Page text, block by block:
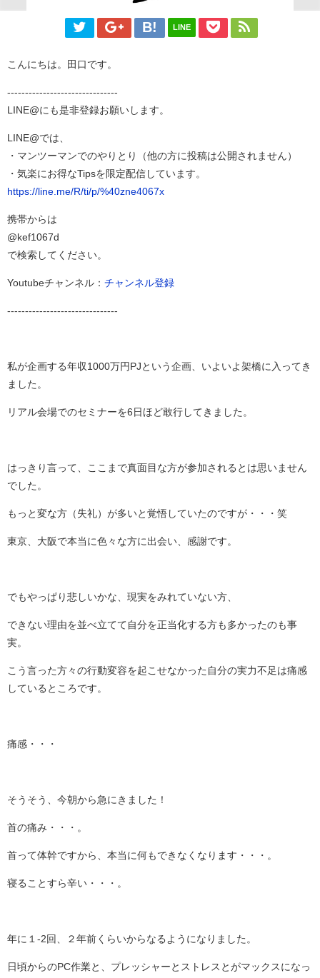
LINE
こんにちは。田口です。
-------------------------------
LINE@にも是非登録お願いします。
LINE@では、
・マンツーマンでのやりとり（他の方に投稿は公開されません）
・気楽にお得なTipsを限定配信しています。
https://line.me/R/ti/p/%40zne4067x
携帯からは
@kef1067d
で検索してください。
Youtubeチャンネル： チャンネル登録
-------------------------------
私が企画する年収1000万円PJという企画、いよいよ架橋に入ってき
ました。
リアル会場でのセミナーを6日ほど敢行してきました。
はっきり言って、ここまで真面目な方が参加されるとは思いません
でした。
もっと変な方（失礼）が多いと覚悟していたのですが・・・笑
東京、大阪で本当に色々な方に出会い、感謝です。
でもやっぱり悲しいかな、現実をみれていない方、
できない理由を並べ立てて自分を正当化する方も多かったのも事
実。
こう言った方々の行動変容を起こせなかった自分の実力不足は痛感
しているところです。
痛感・・・
そうそう、今朝から急にきました！
首の痛み・・・。
首って体幹ですから、本当に何もできなくなります・・・。
寝ることすら辛い・・・。
年に１-2回、２年前くらいからなるようになりました。
日頃からのPC作業と、プレッシャーとストレスとがマックスになっ